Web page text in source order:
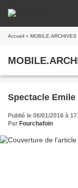
Accueil » MOBILE.ARCHIVES
Spectacle
Publié le 06/01/2016 à
Par Fourchafoin